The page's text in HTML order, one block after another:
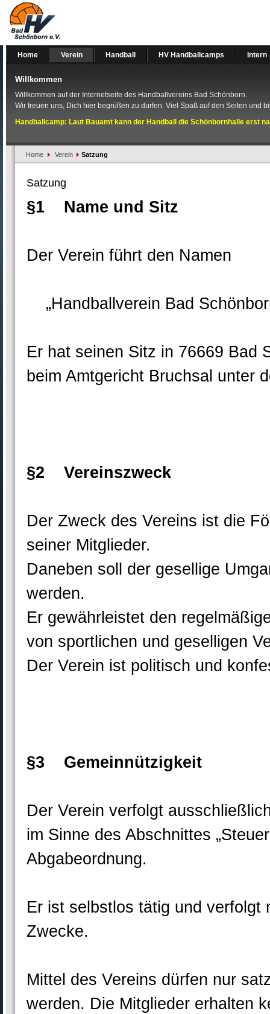
Home Verein Handball HV Handballcamps Intern
Willkommen
Willkommen auf der Internetseite des Handballvereins Bad Schönborn.
Wir freuen uns, Dich hier begrüßen zu dürfen. Viel Spaß auf den Seiten und
Handballcamp: Laut Bauamt kann der Handball die Schönbornhalle erst
Home Verein Satzung
Satzung
§1 Name und Sitz
Der Verein führt den Namen
„Handballverein Bad
Er hat seinen Sitz in 76669 Bad
beim Amtgericht Bruchsal unter
§2 Vereinszweck
Der Zweck des Vereins ist die
seiner Mitglieder.
Daneben soll der gesellige
werden.
Er gewährleistet den
von sportlichen und geselligen
Der Verein ist politisch und
§3 Gemeinnützigkeit
Der Verein verfolgt
im Sinne des Abschnittes
Abgabeordnung.
Er ist selbstlos tätig und verfolgt
Zwecke.
Mittel des Vereins dürfen nur
werden. Die Mitglieder erhalten